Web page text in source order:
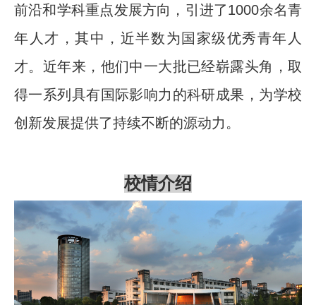
前沿和学科重点发展方向，引进了1000余名青
年人才，其中，近半数为国家级优秀青年人
才。近年来，他们中一大批已经崭露头角，取
得一系列具有国际影响力的科研成果，为学校
创新发展提供了持续不断的源动力。
校情介绍